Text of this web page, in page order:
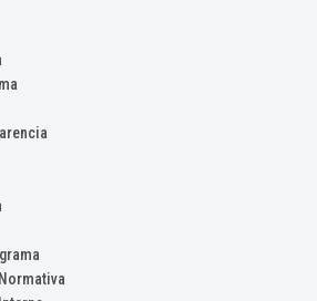
Normativa